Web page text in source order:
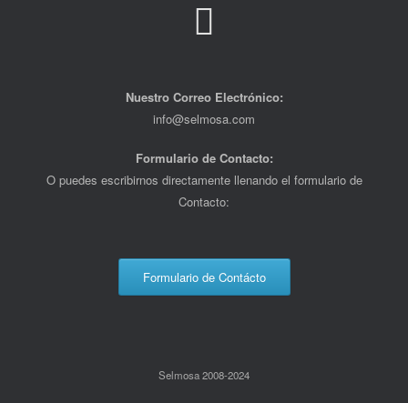
Nuestro Correo Electrónico:
info@selmosa.com
Formulario de Contacto:
O puedes escribirnos directamente llenando el formulario de
Contacto:
Formulario de Contácto
Selmosa 2008-2024